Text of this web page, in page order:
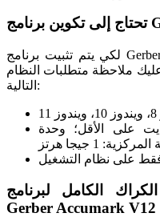
لكي يتم تثبيت برنامج Gerber accumark v12 ويعمل بشكل صحيح
ملاحظة متطلبات النظام
التالية:
على الأقل؛ وحدة
1 جيجا هرتز
الكامل لبرنامج
Gerber Accumark V12